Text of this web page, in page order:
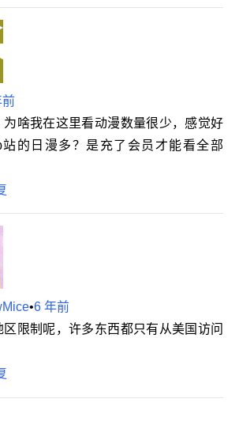
前
为啥我在这里看动漫数量很少，感觉好
的日漫多？是充了会员才能看全部
•6 年前
区限制呢，许多东西都只有从美国访问